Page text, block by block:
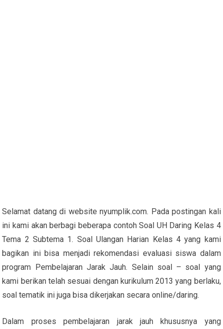
Selamat datang di website nyumplik.com. Pada postingan kali
ini kami akan berbagi beberapa contoh Soal UH Daring Kelas 4
Tema 2 Subtema 1. Soal Ulangan Harian Kelas 4 yang kami
bagikan ini bisa menjadi rekomendasi evaluasi siswa dalam
program Pembelajaran Jarak Jauh. Selain soal – soal yang
kami berikan telah sesuai dengan kurikulum 2013 yang berlaku,
soal tematik ini juga bisa dikerjakan secara online/daring.
Dalam proses pembelajaran jarak jauh khususnya yang